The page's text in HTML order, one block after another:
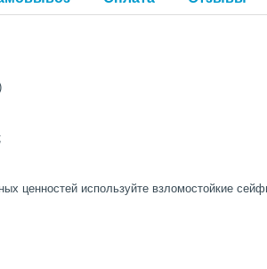
ценностей используйте взломостойкие